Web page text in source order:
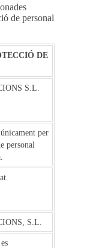
de personal
DE
S.L.
per
personal
S.L.